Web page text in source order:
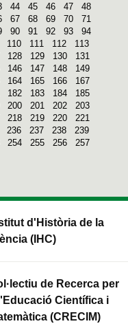
44 45 46 47
48
67 68 69 70
71
90 91 92 93
94
110 111 112
113
128 129 130
131
146 147 148
149
164 165 166
167
182 183 184
185
200 201 202
203
218 219 220
221
236 237 238
239
254 255 256
257
d'Història de la
(IHC)
de Recerca per
Científica i
(CRECIM)